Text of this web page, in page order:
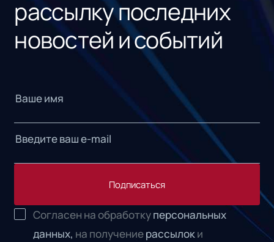
рассылку последних
новостей и событий
Подписаться
Согласен на обработкуперсональных
данных, на получениерассылоки